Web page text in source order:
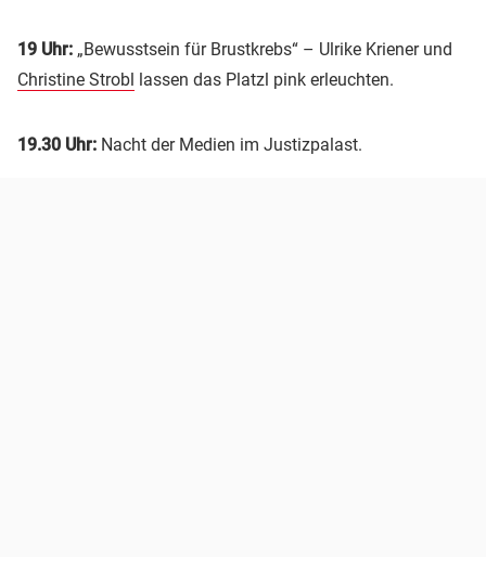
19 Uhr: „Bewusstsein für Brustkrebs“ – Ulrike Kriener und
Christine Strobl lassen das Platzl pink erleuchten.
19.30 Uhr: Nacht der Medien im Justizpalast.